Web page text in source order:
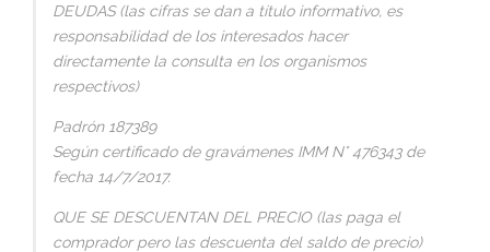
DEUDAS (las cifras se dan a título informativo, es
responsabilidad de los interesados hacer
directamente la consulta en los organismos
respectivos)
Padrón 187389
Según certificado de gravámenes IMM N° 476343 de
fecha 14/7/2017.
QUE SE DESCUENTAN DEL PRECIO (las paga el
comprador pero las descuenta del saldo de precio)